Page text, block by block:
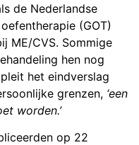
de Nederlandse
(GOT)
ME/CVS. Sommige
hen nog
het eindverslag
grenzen, ‘een
worden.’
op 22